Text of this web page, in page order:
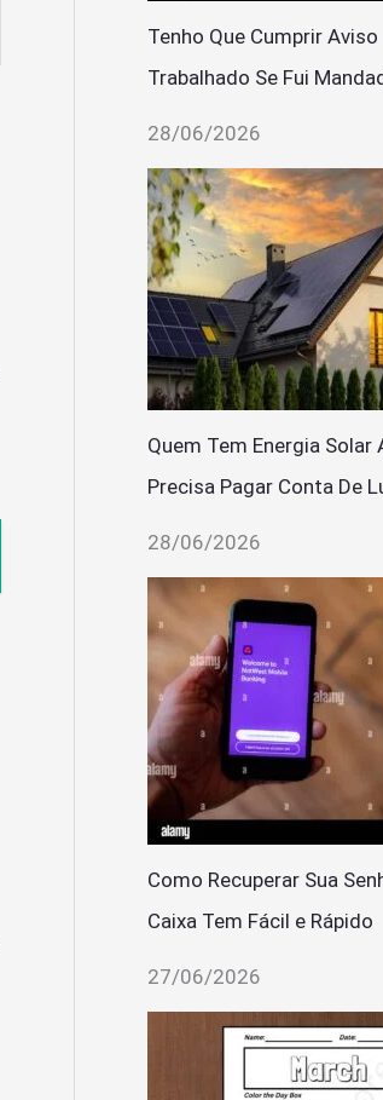
Tenho Que Cumprir Aviso
Trabalhado Se Fui
28/06/2026
Quem Tem Energia Solar
Precisa Pagar Conta De
28/06/2026
Como Recuperar Sua
Caixa Tem Fácil e Rápido
27/06/2026